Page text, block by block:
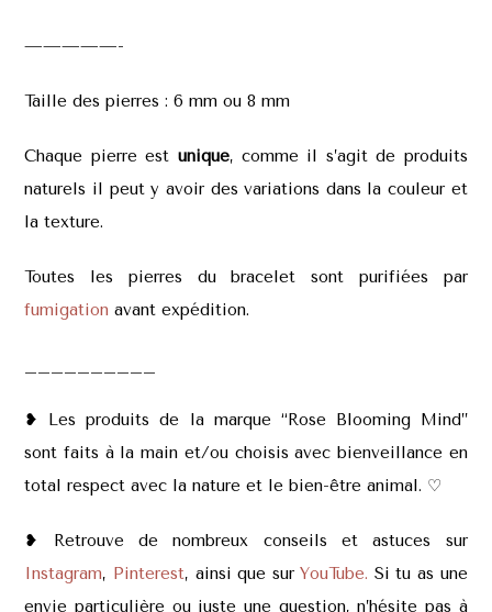
—————-
Taille des pierres : 6 mm ou 8 mm
Chaque pierre est unique, comme il s’agit de produits
naturels il peut y avoir des variations dans la couleur et
la texture.
Toutes les pierres du bracelet sont purifiées par
fumigation avant expédition.
❥ Les produits de la marque “Rose Blooming Mind”
sont faits à la main et/ou choisis avec bienveillance en
total respect avec la nature et le bien-être animal. ♡
❥ Retrouve de nombreux conseils et astuces sur
Instagram, Pinterest, ainsi que surYouTube. Si tu as une
envie particulière ou juste une question, n’hésite pas à